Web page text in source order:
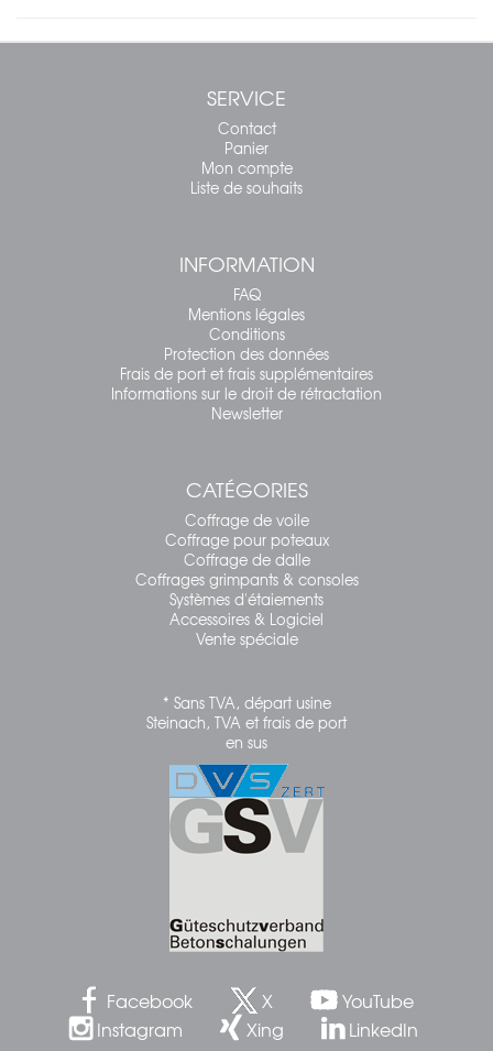
SERVICE
Contact
Panier
Mon compte
Liste de souhaits
INFORMATION
FAQ
Mentions légales
Conditions
Protection des données
Frais de port et frais supplémentaires
Informations sur le droit de rétractation
Newsletter
CATÉGORIES
Coffrage de voile
Coffrage pour poteaux
Coffrage de dalle
Coffrages grimpants & consoles
Systèmes d'étaiements
Accessoires & Logiciel
Vente spéciale
* Sans TVA, départ usine
Steinach, TVA et frais de port
en sus
Facebook X
YouTube
Instagram
Xing LinkedIn